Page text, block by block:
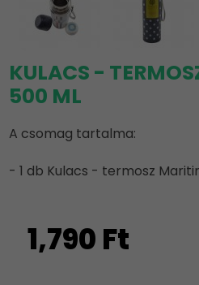
KULACS -
500 ML
A csomag tartalma:
- 1 db Kulacs - termosz
1,790 Ft